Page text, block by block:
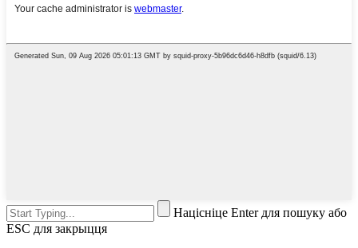
Націсніце Enter для пошуку або
ESC для закрыцця